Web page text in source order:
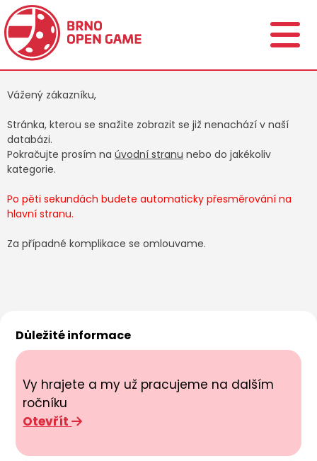
Vážený zákazníku,
Stránka, kterou se snažite zobrazit se již nenachází v naší
databázi.
Pokračujte prosím na úvodní stranu nebo do jakékoliv
kategorie.
Po pěti sekundách budete automaticky přesměrování na
hlavní stranu.
Za případné komplikace se omlouvame.
Důležité informace
Vy hrajete a my už pracujeme na dalším
ročníku
Otevřít